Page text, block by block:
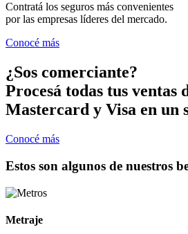
Contratá los seguros más convenientes
por las empresas líderes del mercado.
Conocé más
¿Sos comerciante?
Procesá todas tus ventas
Mastercard y Visa en un
Conocé más
Estos son algunos de nuestros
Metraje